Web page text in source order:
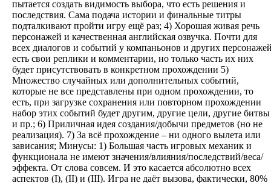
пытается создать видимость выбора, что есть решения и
последствия. Сама подача истории и финальные титры
подталкивают пройти игру ещё раз; 4) Хорошая живая речь
персонажей и качественная английская озвучка. Почти для
всех диалогов и событий у компаньонов и других
есть свои реплики и комментарии, но только часть их них
будет присутствовать в конкретном прохождении 5)
Множество случайных или дополнительных событий,
которые не все представлены при одном прохождении, то
есть, при загрузке сохранения или повторном прохождении
набор этих событий будет другим, другие цели, другие битвы
и пр.; 6) Приличная идея создания/добычи предметов (но не
реализация). 7) За всё прохождение – ни одного вылета или
зависания; Минусы: 1) Большая часть игровых механик и
функционала не имеют значения/влияния/последствий/веса/
эффекта. От слова совсем. И это касается абсолютно всех
аспектов (I), (II) и (III). Игра не даёт вызова, фактически, 80%